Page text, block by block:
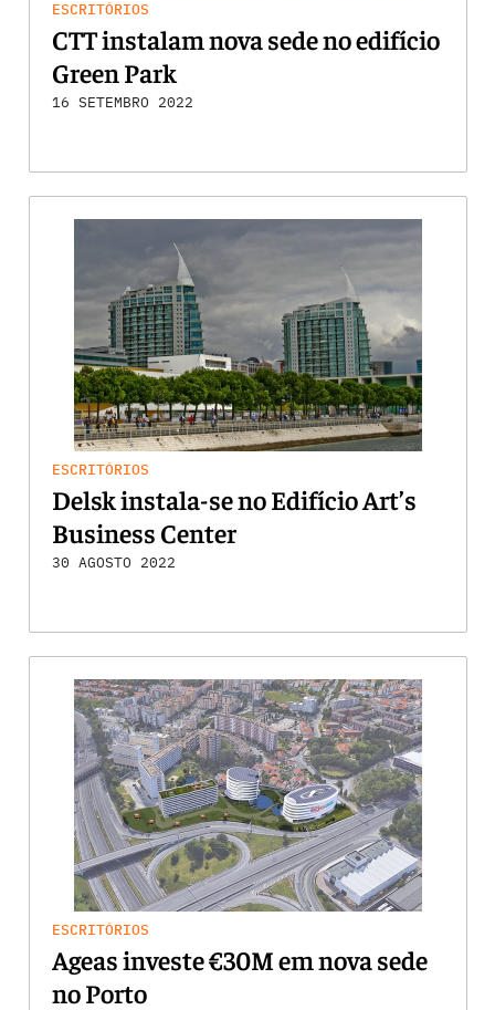
ESCRITÓRIOS
CTT instalam nova sede no edifício
Green Park
16 SETEMBRO 2022
ESCRITÓRIOS
Delsk instala-se no Edifício Art’s
Business Center
30 AGOSTO 2022
ESCRITÓRIOS
Ageas investe €30M em nova sede
no Porto